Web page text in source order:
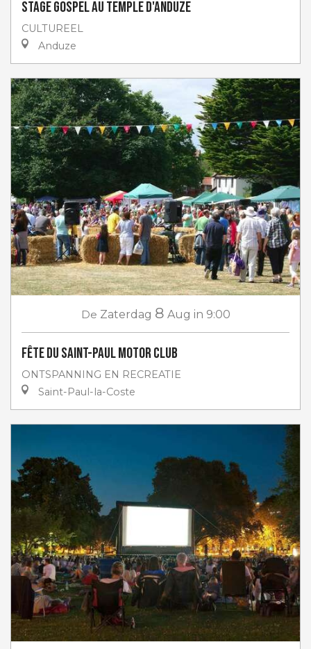
Stage gospel au Temple d'Anduze
CULTUREEL
Anduze
De Zaterdag 8 Aug in 9:00
Fête du Saint-Paul Motor club
ONTSPANNING EN RECREATIE
Saint-Paul-la-Coste